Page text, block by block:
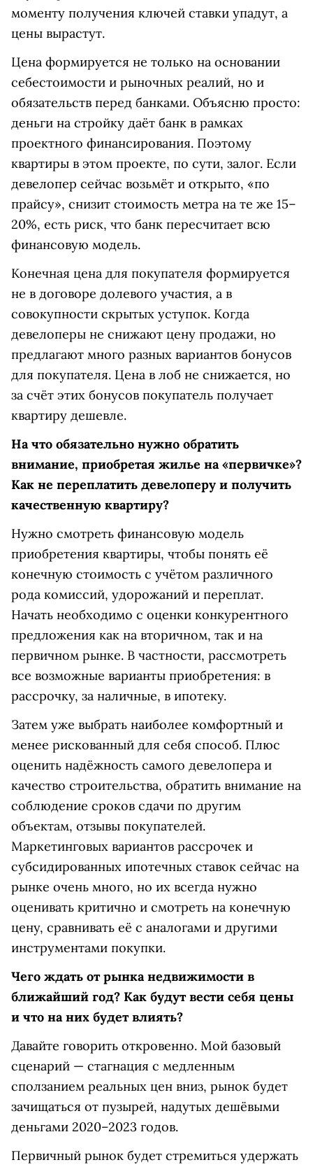
моменту получения ключей ставки упадут, а
цены вырастут.
Цена формируется не только на основании
себестоимости и рыночных реалий, но и
обязательств перед банками. Объясню просто:
деньги на стройку даёт банк в рамках
проектного финансирования. Поэтому
квартиры в этом проекте, по сути, залог. Если
девелопер сейчас возьмёт и открыто, «по
прайсу», снизит стоимость метра на те же 15–
20%, есть риск, что банк пересчитает всю
финансовую модель.
Конечная цена для покупателя формируется
не в договоре долевого участия, а в
совокупности скрытых уступок. Когда
девелоперы не снижают цену продажи, но
предлагают много разных вариантов бонусов
для покупателя. Цена в лоб не снижается, но
за счёт этих бонусов покупатель получает
квартиру дешевле.
На что обязательно нужно обратить
внимание, приобретая жилье на «первичке»?
Как не переплатить девелоперу и получить
качественную квартиру?
Нужно смотреть финансовую модель
приобретения квартиры, чтобы понять её
конечную стоимость с учётом различного
рода комиссий, удорожаний и переплат.
Начать необходимо с оценки конкурентного
предложения как на вторичном, так и на
первичном рынке. В частности, рассмотреть
все возможные варианты приобретения: в
рассрочку, за наличные, в ипотеку.
Затем уже выбрать наиболее комфортный и
менее рискованный для себя способ. Плюс
оценить надёжность самого девелопера и
качество строительства, обратить внимание на
соблюдение сроков сдачи по другим
объектам, отзывы покупателей.
Маркетинговых вариантов рассрочек и
субсидированных ипотечных ставок сейчас на
рынке очень много, но их всегда нужно
оценивать критично и смотреть на конечную
цену, сравнивать её с аналогами и другими
инструментами покупки.
Чего ждать от рынка недвижимости в
ближайший год? Как будут вести себя цены
и что на них будет влиять?
Давайте говорить откровенно. Мой базовый
сценарий — стагнация с медленным
сползанием реальных цен вниз, рынок будет
зачищаться от пузырей, надутых дешёвыми
деньгами 2020–2023 годов.
Первичный рынок будет стремиться удержать